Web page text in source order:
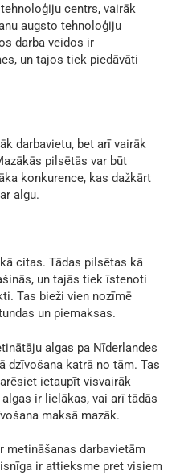
centrs, vairāk
augsto tehnoloģiju
darba veidos ir
un tajos tiek piedāvāti
darbavietu, bet arī vairāk
pilsētās var būt
konkurence, kas dažkārt
algu.
citas. Tādas pilsētas kā
un tajās tiek īstenoti
Tas bieži vien nozīmē
un piemaksas.
algas pa Nīderlandes
dzīvošana katrā no tām. Tas
ietaupīt visvairāk
ir lielākas, vai arī tādās
maksā mazāk.
metināšanas darbavietām
ir attieksme pret visiem